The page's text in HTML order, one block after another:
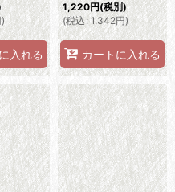
)
入れる
1,220円(税別)
(税込 : 1,342円)
カートに入れる